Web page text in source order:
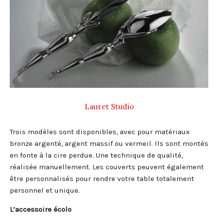
Lauret Studio
Trois modèles sont disponibles, avec pour matériaux
bronze argenté, argent massif ou vermeil. Ils sont montés
en fonte à la cire perdue. Une technique de qualité,
réalisée manuellement. Les couverts peuvent également
être personnalisés pour rendre votre table totalement
personnel et unique.
L’accessoire écolo